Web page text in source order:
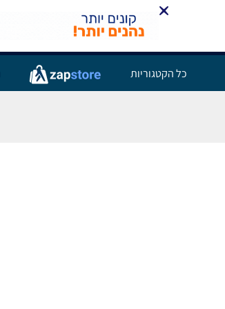
כל הקטגוריות